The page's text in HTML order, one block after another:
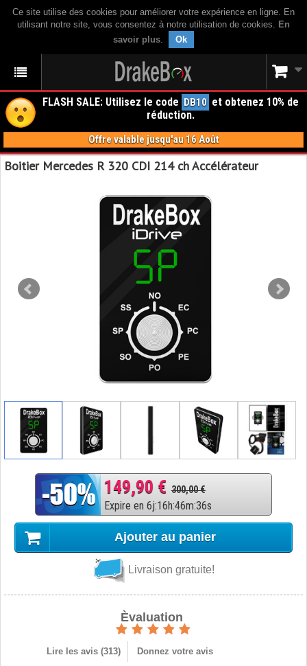
Ce site utilise des cookies pour améliorer votre expérience en ligne. En
utilisant notre site, vous consentez à notre utilisation de cookies. En
savoir plus. Ok
FLASH SALE: Utilisez le code DB10 et obtenez 10% de
réduction.
Offre valable jusqu'au 16 Août
Boitier Mercedes R 320 CDI 214 ch Accélérateur
149,90 € 300,00 €
Expire en 6j:16h:46m:36s
Ajouter au panier
Livraison gratuite!
Èvaluation
Lire les avis (313) Donnez votre avis